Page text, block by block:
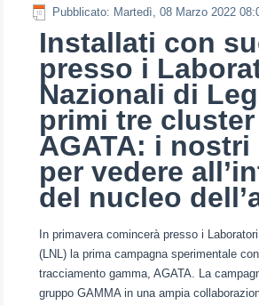
Pubblicato: Martedì, 08 Marzo 2022
Installati con
presso i
Nazionali di
primi tre
AGATA: i
per vedere
del nucleo
In primavera comincerà presso i
(LNL) la prima campagna sperimentale
tracciamento gamma, AGATA. La
gruppo GAMMA in una ampia